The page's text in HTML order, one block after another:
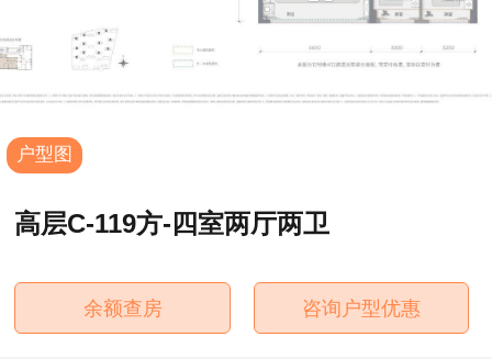
户型图
高层C-119方-四室两厅两卫
余额查房 咨询户型优惠